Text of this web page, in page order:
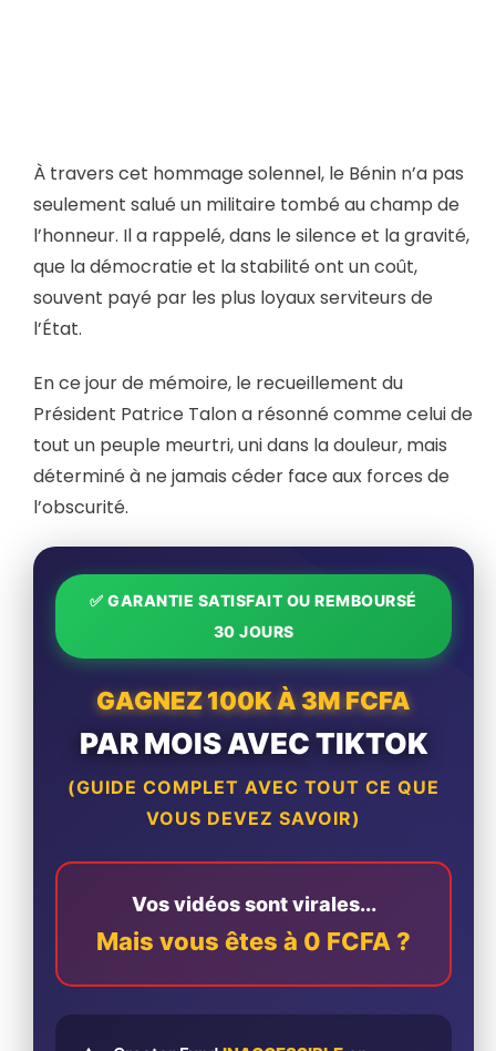
À travers cet hommage solennel, le Bénin n’a pas
seulement salué un militaire tombé au champ de
l’honneur. Il a rappelé, dans le silence et la gravité,
que la démocratie et la stabilité ont un coût,
souvent payé par les plus loyaux serviteurs de
l’État.
En ce jour de mémoire, le recueillement du
Président Patrice Talon a résonné comme celui de
tout un peuple meurtri, uni dans la douleur, mais
déterminé à ne jamais céder face aux forces de
l’obscurité.
✅ GARANTIE SATISFAIT OU REMBOURSÉ
30 JOURS
GAGNEZ 100K À 3M FCFA
PAR MOIS AVEC TIKTOK
(GUIDE COMPLET AVEC TOUT CE QUE
VOUS DEVEZ SAVOIR)
Vos vidéos sont virales...
Mais vous êtes à 0 FCFA ?